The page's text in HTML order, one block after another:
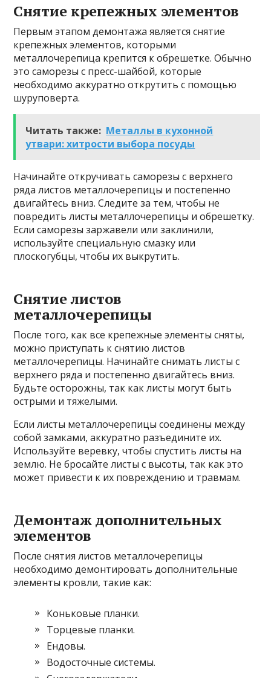
Снятие крепежных элементов
Первым этапом демонтажа является снятие
крепежных элементов, которыми
металлочерепица крепится к обрешетке. Обычно
это саморезы с пресс-шайбой, которые
необходимо аккуратно открутить с помощью
шуруповерта.
Читать также: Металлы в кухонной
утвари: хитрости выбора посуды
Начинайте откручивать саморезы с верхнего
ряда листов металлочерепицы и постепенно
двигайтесь вниз. Следите за тем, чтобы не
повредить листы металлочерепицы и обрешетку.
Если саморезы заржавели или заклинили,
используйте специальную смазку или
плоскогубцы, чтобы их выкрутить.
Снятие листов
металлочерепицы
После того, как все крепежные элементы сняты,
можно приступать к снятию листов
металлочерепицы. Начинайте снимать листы с
верхнего ряда и постепенно двигайтесь вниз.
Будьте осторожны, так как листы могут быть
острыми и тяжелыми.
Если листы металлочерепицы соединены между
собой замками, аккуратно разъедините их.
Используйте веревку, чтобы спустить листы на
землю. Не бросайте листы с высоты, так как это
может привести к их повреждению и травмам.
Демонтаж дополнительных
элементов
После снятия листов металлочерепицы
необходимо демонтировать дополнительные
элементы кровли, такие как:
Коньковые планки.
Торцевые планки.
Ендовы.
Водосточные системы.